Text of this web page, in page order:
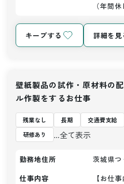
（年間
キープする 詳細を見
壁紙製品の試作・原材料の
ル作製をするお仕事
残業なし 長期 交通費支給
研修あり
...全て表示
勤務地住所
茨城県つ
仕事内容
【お仕事